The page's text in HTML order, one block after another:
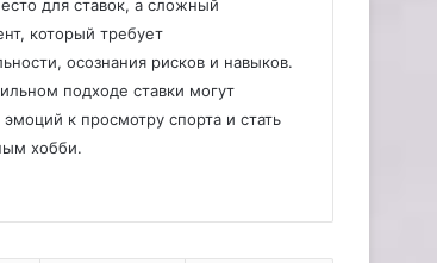
для ставок, а сложный
который требует
осознания рисков и навыков.
подходе ставки могут
эмоций к просмотру спорта и стать
хобби.